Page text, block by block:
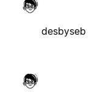
desbyseb